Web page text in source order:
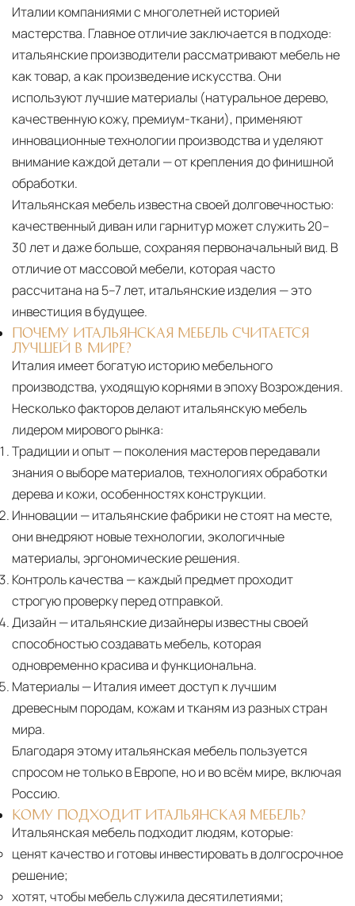
Италии компаниями с многолетней историей
мастерства. Главное отличие заключается в подходе:
итальянские производители рассматривают мебель не
как товар, а как произведение искусства. Они
используют лучшие материалы (натуральное дерево,
качественную кожу, премиум-ткани), применяют
инновационные технологии производства и уделяют
внимание каждой детали — от крепления до финишной
обработки.
Итальянская мебель известна своей долговечностью:
качественный диван или гарнитур может служить 20–
30 лет и даже больше, сохраняя первоначальный вид. В
отличие от массовой мебели, которая часто
рассчитана на 5–7 лет, итальянские изделия — это
инвестиция в будущее.
ПОЧЕМУ ИТАЛЬЯНСКАЯ МЕБЕЛЬ СЧИТАЕТСЯ
ЛУЧШЕЙ В МИРЕ?
Италия имеет богатую историю мебельного
производства, уходящую корнями в эпоху Возрождения.
Несколько факторов делают итальянскую мебель
лидером мирового рынка:
Традиции и опыт— поколения мастеров передавали
знания о выборе материалов, технологиях обработки
дерева и кожи, особенностях конструкции.
Инновации — итальянские фабрики не стоят на месте,
они внедряют новые технологии, экологичные
материалы, эргономические решения.
Контроль качества — каждый предмет проходит
строгую проверку перед отправкой.
Дизайн— итальянские дизайнеры известны своей
способностью создавать мебель, которая
одновременно красива и функциональна.
Материалы— Италия имеет доступ к лучшим
древесным породам, кожам и тканям из разных стран
мира.
Благодаря этому итальянская мебель пользуется
спросом не только в Европе, но и во всём мире, включая
Россию.
КОМУ ПОДХОДИТ ИТАЛЬЯНСКАЯ МЕБЕЛЬ?
Итальянская мебель подходит людям, которые:
ценят качество и готовы инвестировать в долгосрочное
решение;
хотят, чтобы мебель служила десятилетиями;